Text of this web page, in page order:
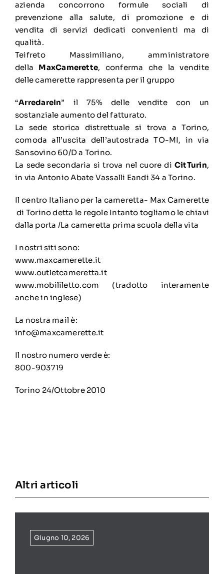
azienda concorrono formule sociali di
prevenzione alla salute, di promozione e di
vendita di servizi dedicati convenienti ma di
qualità.
Teifreto Massimiliano, amministratore
della MaxCamerette, conferma che la vendite
delle camerette rappresenta per il gruppo
“ArredareIn” il 75% delle vendite con un
sostanziale aumento del fatturato.
La sede storica distrettuale si trova a Torino,
comoda all’uscita dell’autostrada TO-MI, in via
Sansovino 60/D a Torino.
La sede secondaria si trova nel cuore di CitTurin,
in via Antonio Abate Vassalli Eandi 34 a Torino.
Il centro Italiano per la cameretta- Max Camerette
di Torino detta le regole Intanto togliamo le chiavi
dalla porta /La cameretta prima scuola della vita
I nostri siti sono:
www.maxcamerette.it
www.outletcameretta.it
www.mobililetto.com (tradotto interamente
anche in inglese)
La nostra mail è:
info@maxcamerette.it
Il nostro numero verde è:
800-903719
Torino 24/Ottobre 2010
Altri articoli
Giugno 10, 2026